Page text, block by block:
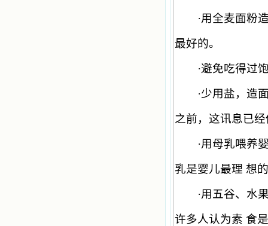
·用全麦面粉
最好的。
·避免吃得过
·少用盐，造
之前，这讯息已
·用母乳喂养
乳是婴儿最理 想
·用五谷、水
许多人认为素 食